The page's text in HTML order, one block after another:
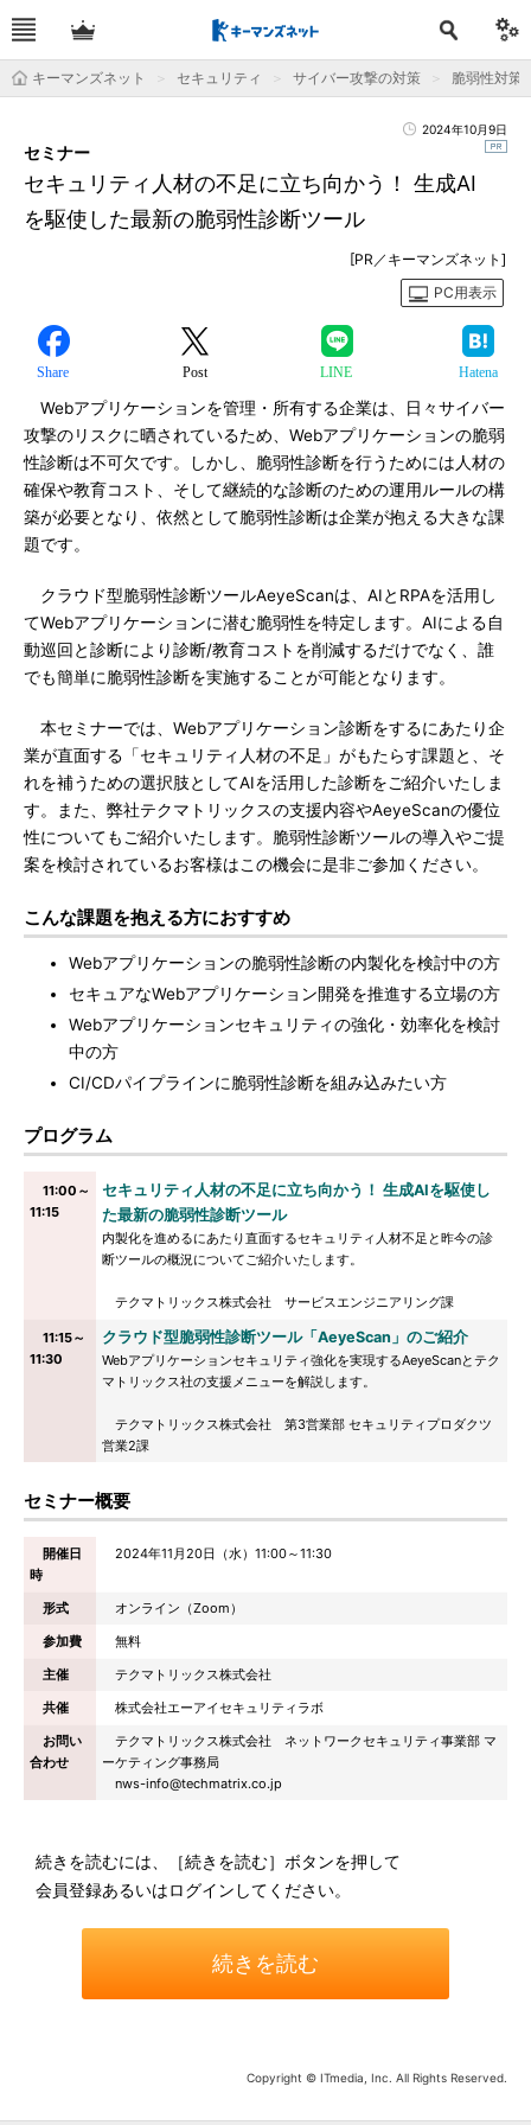
キーマンズネット セキュリティ サイバー攻撃の対策 脆弱性対策
2024年10月9日
セキュリティ人材の不足に立ち向かう！ 生成AI
を駆使した最新の脆弱性診断ツール
セミナー
[PR／キーマンズネット]
PC用表示
Share Post LINE Hatena
Webアプリケーションを管理・所有する企業は、日々サイバー
攻撃のリスクに晒されているため、Webアプリケーションの脆弱
性診断は不可欠です。しかし、脆弱性診断を行うためには人材の
確保や教育コスト、そして継続的な診断のための運用ルールの構
築が必要となり、依然として脆弱性診断は企業が抱える大きな課
題です。
クラウド型脆弱性診断ツールAeyeScanは、AIとRPAを活用し
てWebアプリケーションに潜む脆弱性を特定します。AIによる自
動巡回と診断により診断/教育コストを削減するだけでなく、誰
でも簡単に脆弱性診断を実施することが可能となります。
本セミナーでは、Webアプリケーション診断をするにあたり企
業が直面する「セキュリティ人材の不足」がもたらす課題と、そ
れを補うための選択肢としてAIを活用した診断をご紹介いたしま
す。また、弊社テクマトリックスの支援内容やAeyeScanの優位
性についてもご紹介いたします。脆弱性診断ツールの導入やご提
案を検討されているお客様はこの機会に是非ご参加ください。
こんな課題を抱える方におすすめ
Webアプリケーションの脆弱性診断の内製化を検討中の方
セキュアなWebアプリケーション開発を推進する立場の方
Webアプリケーションセキュリティの強化・効率化を検討
中の方
CI/CDパイプラインに脆弱性診断を組み込みたい方
プログラム
11:00～
11:15
セキュリティ人材の不足に立ち向かう！ 生成AIを駆使し
た最新の脆弱性診断ツール
内製化を進めるにあたり直面するセキュリティ人材不足と昨今の診
断ツールの概況についてご紹介いたします。
テクマトリックス株式会社 サービスエンジニアリング課
11:15～
11:30
クラウド型脆弱性診断ツール「AeyeScan」のご紹介
Webアプリケーションセキュリティ強化を実現するAeyeScanとテク
マトリックス社の支援メニューを解説します。
テクマトリックス株式会社 第3営業部 セキュリティプロダクツ
営業2課
セミナー概要
開催日
時
2024年11月20日（水）11:00～11:30
形式
オンライン（Zoom）
参加費
無料
主催
テクマトリックス株式会社
共催
株式会社エーアイセキュリティラボ
お問い
合わせ
テクマトリックス株式会社 ネットワークセキュリティ事業部 マ
ーケティング事務局
nws-info@techmatrix.co.jp
続きを読むには、［続きを読む］ボタンを押して
会員登録あるいはログインしてください。
続きを読む
Copyright © ITmedia, Inc. All Rights Reserved.